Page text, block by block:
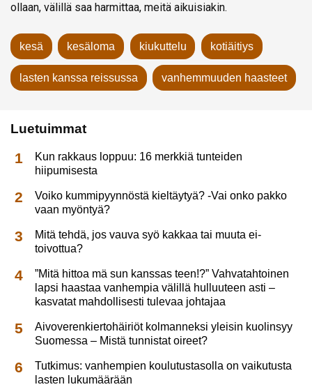
ollaan, välillä saa harmittaa, meitä aikuisiakin.
kesä kesäloma kiukuttelu kotiäitiys
lasten kanssa reissussa vanhemmuuden haasteet
Luetuimmat
Kun rakkaus loppuu: 16 merkkiä tunteiden
hiipumisesta
Voiko kummipyynnöstä kieltäytyä? -Vai onko pakko
vaan myöntyä?
Mitä tehdä, jos vauva syö kakkaa tai muuta ei-
toivottua?
”Mitä hittoa mä sun kanssas teen!?” Vahvatahtoinen
lapsi haastaa vanhempia välillä hulluuteen asti –
kasvatat mahdollisesti tulevaa johtajaa
Aivoverenkiertohäiriöt kolmanneksi yleisin kuolinsyy
Suomessa – Mistä tunnistat oireet?
Tutkimus: vanhempien koulutustasolla on vaikutusta
lasten lukumäärään